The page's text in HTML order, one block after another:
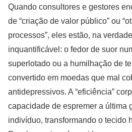
Quando consultores e gestores
de “criação de valor público” ou
processos”, eles estão, na
inquantificável: o fedor de suor
superlotado ou a humilhação de
convertido em moedas que mal
antidepressivos. A “eficiência”
capacidade de espremer a última
indivíduo, transformando o tecido